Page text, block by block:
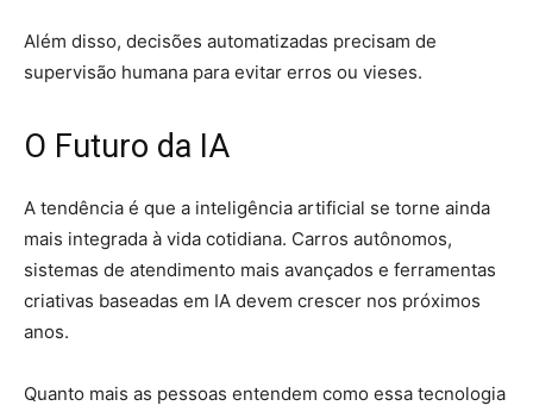
Além disso, decisões automatizadas precisam de
supervisão humana para evitar erros ou vieses.
O Futuro da IA
A tendência é que a inteligência artificial se torne ainda
mais integrada à vida cotidiana. Carros autônomos,
sistemas de atendimento mais avançados e ferramentas
criativas baseadas em IA devem crescer nos próximos
anos.
Quanto mais as pessoas entendem como essa tecnologia